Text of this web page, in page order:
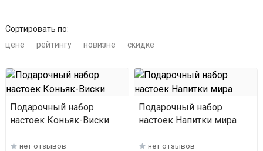
Сортировать по:
цене
рейтингу новизне скидке
Подарочный набор
настоек Коньяк-Виски
нет отзывов
Подарочный набор
настоек Напитки мира
нет отзывов